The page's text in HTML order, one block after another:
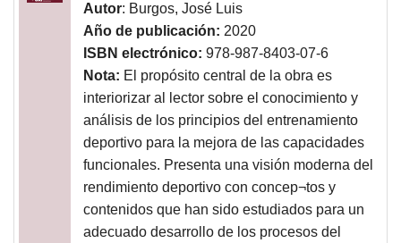
Autor: Burgos, José Luis
Año de publicación: 2020
ISBN electrónico: 978-987-8403-07-6
Nota: El propósito central de la obra es
interiorizar al lector sobre el conocimiento y
análisis de los principios del entrenamiento
deportivo para la mejora de las capacidades
funcionales. Presenta una visión moderna del
rendimiento deportivo con concep¬tos y
contenidos que han sido estudiados para un
adecuado desarrollo de los procesos del